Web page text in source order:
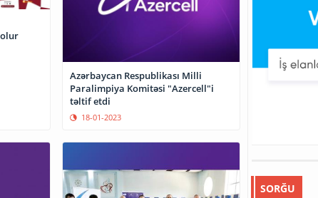
olur
Azərbaycan Respublikası Milli
Paralimpiya Komitəsi "Azercell"i
təltif etdi
18-01-2023
SORĞU